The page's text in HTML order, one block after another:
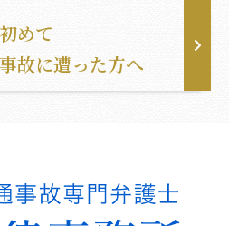
初めて
事故に遭った方へ